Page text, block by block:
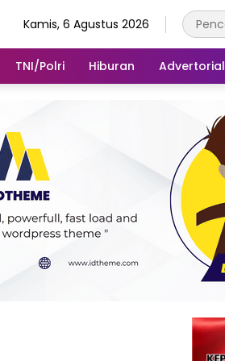
Kamis, 6 Agustus 2026
TNI/Polri Hiburan Advertorial